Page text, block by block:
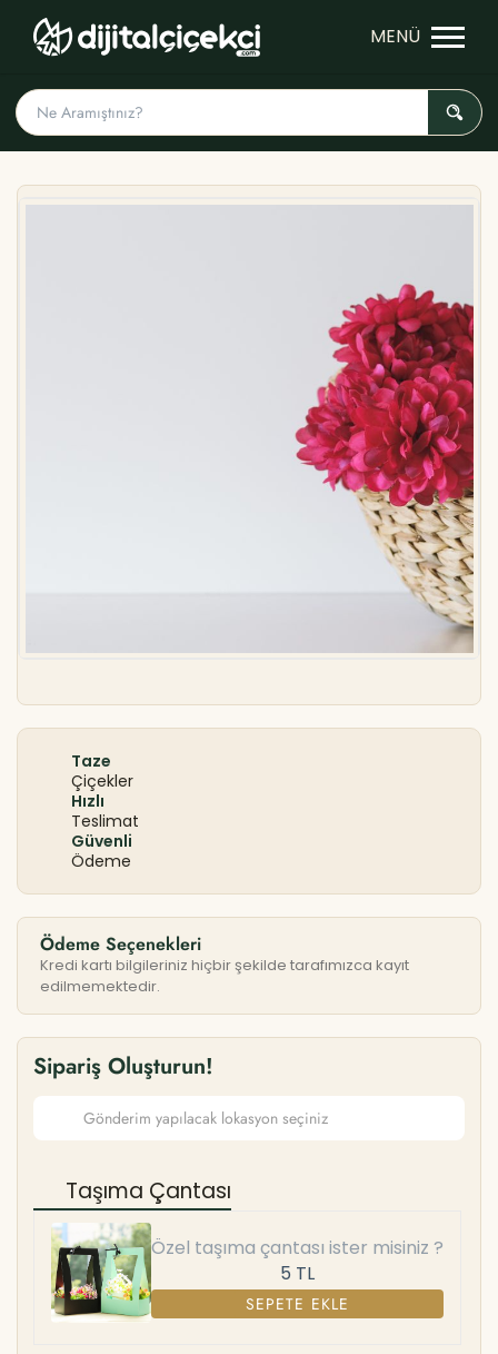
Sipariş Oluşturun!
Taşıma Çantası
Özel taşıma çantası ister misiniz ?
5 TL
SEPETE EKLE
Taze
Çiçekler
Hızlı
Teslimat
Güvenli
Ödeme
Ödeme Seçenekleri
Kredi kartı bilgileriniz hiçbir şekilde tarafımızca kayıt
edilmemektedir.